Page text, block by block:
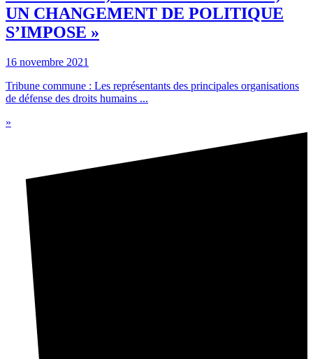
UN CHANGEMENT DE POLITIQUE
S’IMPOSE »
16 novembre 2021
Tribune commune : Les représentants des principales organisations
de défense des droits humains ...
»